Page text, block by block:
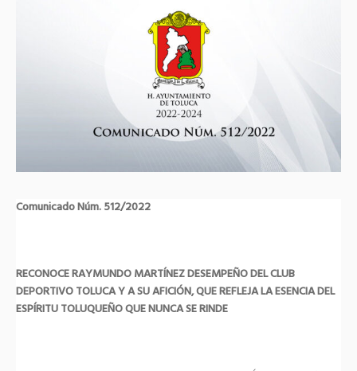
Comunicado Núm. 512/2022
RECONOCE RAYMUNDO MARTÍNEZ DESEMPEÑO DEL CLUB
DEPORTIVO TOLUCA Y A SU AFICIÓN, QUE REFLEJA LA ESENCIA DEL
ESPÍRITU TOLUQUEÑO QUE NUNCA SE RINDE